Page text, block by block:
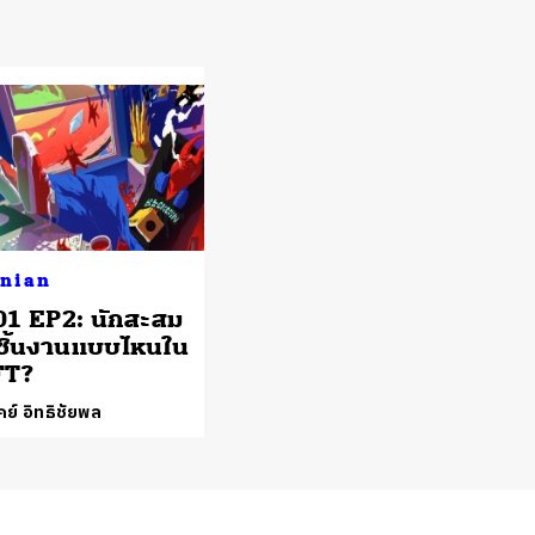
EP2: นักสะสม
นงานแบบไหนใน
ย์ อิทธิชัยพล